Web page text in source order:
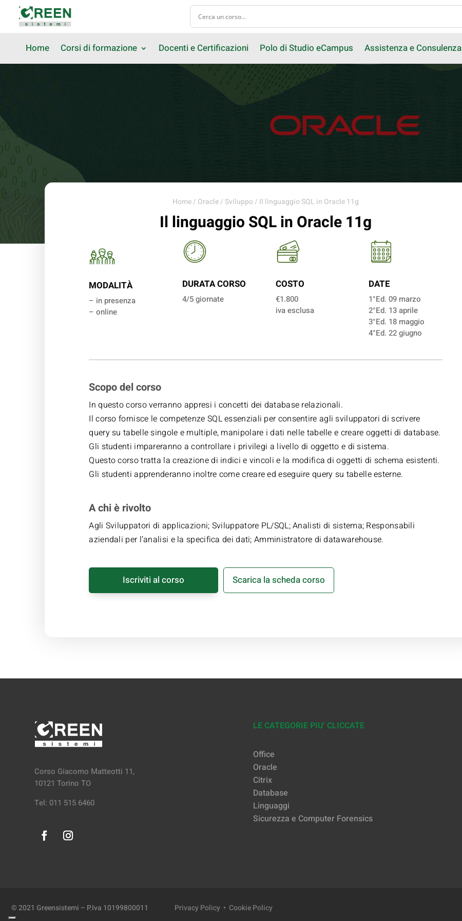
Home Corsi di formazione Docenti e Certificazioni Polo di Studio eCampus Assistenza e Consulenza
Home/ Oracle/ Sviluppo/ Il linguaggio SQL in Oracle 11g
Il linguaggio SQL in Oracle 11g
MODALITÀ
– in presenza
– online
DURATA CORSO
4/5 giornate
COSTO
€1.800
iva esclusa
DATE
1°Ed. 09 marzo
2°Ed. 13 aprile
3°Ed. 18 maggio
4°Ed. 22 giugno
Scopo del corso
In questo corso verranno appresi i concetti dei database relazionali.
Il corso fornisce le competenze SQL essenziali per consentire agli sviluppatori di scrivere
query su tabelle singole e multiple, manipolare i dati nelle tabelle e creare oggetti di database.
Gli studenti impareranno a controllare i privilegi a livello di oggetto e di sistema.
Questo corso tratta la creazione di indici e vincoli e la modifica di oggetti di schema esistenti.
Gli studenti apprenderanno inoltre come creare ed eseguire query su tabelle esterne.
A chi è rivolto
Agli Sviluppatori di applicazioni; Sviluppatore PL/SQL; Analisti di sistema; Responsabili
aziendali per l’analisi e la specifica dei dati; Amministratore di datawarehouse.
Iscriviti al corso Scarica la scheda corso
Corso Giacomo Matteotti 11,
10121 Torino TO
Tel: 011 515 6460
LE CATEGORIE PIU’ CLICCATE
Office
Oracle
Citrix
Database
Linguaggi
Sicurezza e Computer Forensics
© 2021 Greensistemi – P.Iva 10199800011 Privacy Policy • Cookie Policy